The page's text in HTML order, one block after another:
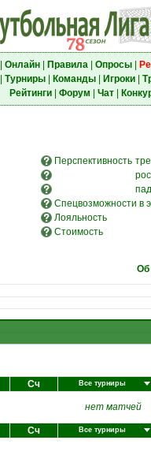
Онлайн| Правила| Опросы|
Турниры| Команды| Игроки|
Рейтинги| Форум Чат|
Перспективность
Спецвозможности в
Лояльность
Стоимость
Об
Сч Все турниры
нет матчей
Сч Все турниры